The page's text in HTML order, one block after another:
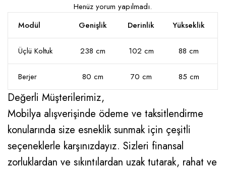
Henüz yorum yapılmadı.
Modül
Genişlik Derinlik Yükseklik
Üçlü Koltuk 238 cm 102 cm 88 cm
Berjer 80 cm 70 cm 85 cm
Değerli Müşterilerimiz,
Mobilya alışverişinde ödeme ve taksitlendirme
konularında size esneklik sunmak için çeşitli
seçeneklerle karşınızdayız. Sizleri finansal
zorluklardan ve sıkıntılardan uzak tutarak, rahat ve